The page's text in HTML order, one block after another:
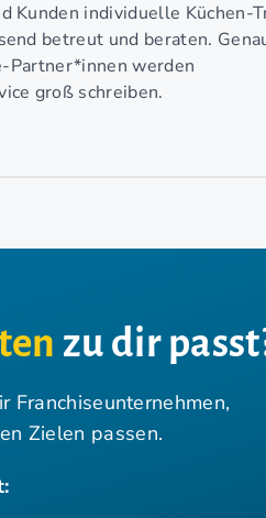
Kunden individuelle Küchen-
betreut und beraten.
Partner*innen werden
groß schreiben.
zu dir
Franchiseunternehmen,
Zielen passen.